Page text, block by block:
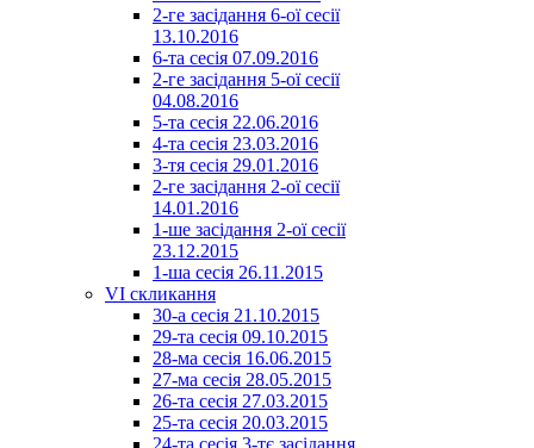
2-ге засідання 6-ої сесії
13.10.2016
6-та сесія 07.09.2016
2-ге засідання 5-ої сесії
04.08.2016
5-та сесія 22.06.2016
4-та сесія 23.03.2016
3-тя сесія 29.01.2016
2-ге засідання 2-ої сесії
14.01.2016
1-ше засідання 2-ої сесії
23.12.2015
1-ша сесія 26.11.2015
VI скликання
30-а сесія 21.10.2015
29-та сесія 09.10.2015
28-ма сесія 16.06.2015
27-ма сесія 28.05.2015
26-та сесія 27.03.2015
25-та сесія 20.03.2015
24-та сесія 3-тє засідання